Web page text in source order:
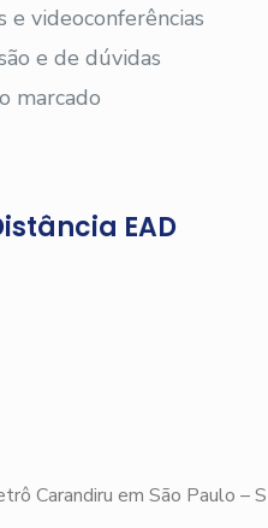
e videoconferências
e de dúvidas
marcado
EAD
Carandiru em São Paulo –